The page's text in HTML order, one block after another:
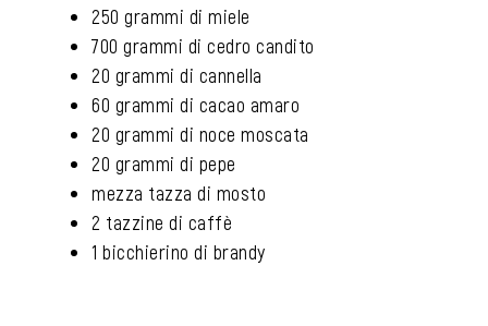
250 grammi di miele
700 grammi di cedro candito
20 grammi di cannella
60 grammi di cacao amaro
20 grammi di noce moscata
20 grammi di pepe
mezza tazza di mosto
2 tazzine di caffè
1 bicchierino di brandy